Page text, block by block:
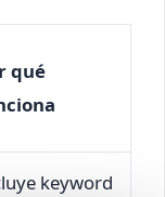
qué
keyword